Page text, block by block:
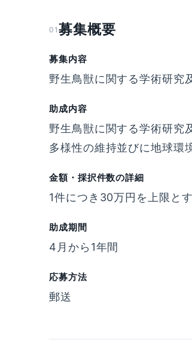
01 募集概要
募集内容
野生鳥獣に関する学術研究
助成内容
野生鳥獣に関する学術研究
多様性の維持並びに地球環
金額・採択件数の詳細
1件につき30万円を上限とす
助成期間
4月から1年間
応募方法
郵送